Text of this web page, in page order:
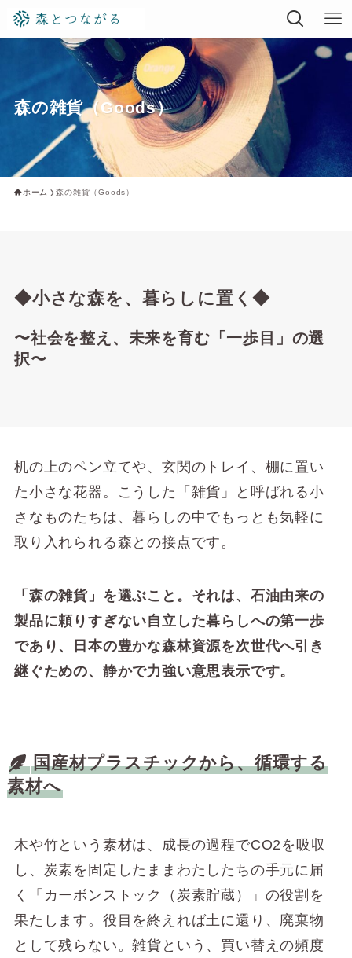
森の雑貨（Goods）
ホーム 森の雑貨（Goods）
◆小さな森を、暮らしに置く◆
〜社会を整え、未来を育む「一歩目」の選
択〜
机の上のペン立てや、玄関のトレイ、棚に置い
た小さな花器。こうした「雑貨」と呼ばれる小
さなものたちは、暮らしの中でもっとも気軽に
取り入れられる森との接点です。
「森の雑貨」を選ぶこと。それは、石油由来の
製品に頼りすぎない自立した暮らしへの第一歩
であり、日本の豊かな森林資源を次世代へ引き
継ぐための、静かで力強い意思表示です。
国産材プラスチックから、循環する
素材へ
木や竹という素材は、成長の過程でCO2を吸収
し、炭素を固定したままわたしたちの手元に届
く「カーボンストック（炭素貯蔵）」の役割を
果たします。役目を終えれば土に還り、廃棄物
として残らない。雑貨という、買い替えの頻度